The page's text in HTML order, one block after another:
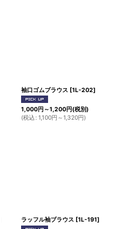
袖口ゴムブラウス [1L-202]
1,000円 ～1,200円(税別)
(税込 : 1,100円 ～1,320円)
ラッフル袖ブラウス [1L-191]